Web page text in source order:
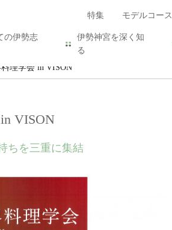
特集 モデルコース
の伊勢志
伊勢神宮を深く知
る
理学会 in VISON
VISON
ちを三重に集結